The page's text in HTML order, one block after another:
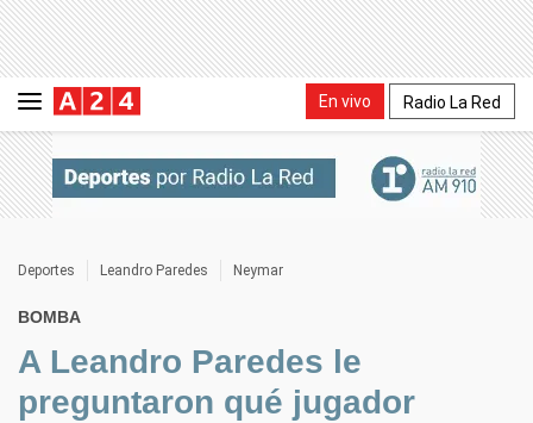
En vivo Radio La Red
Deportes Leandro Paredes Neymar
BOMBA
A Leandro Paredes le
preguntaron qué jugador